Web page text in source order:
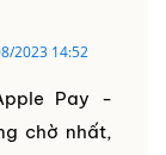
2023 14:52
Pay -
chờ nhất,